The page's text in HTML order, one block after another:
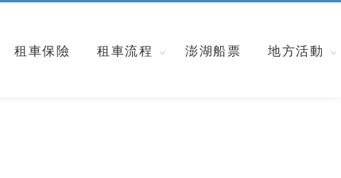
租車保險 租車流程 澎湖船票 地方活動